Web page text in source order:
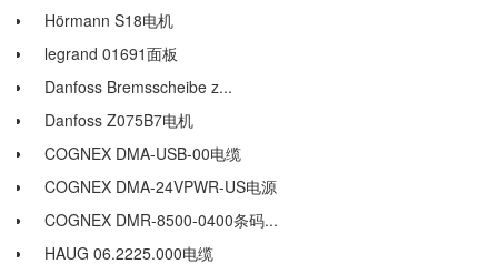
Hörmann S18电机
legrand 01691面板
Danfoss Bremsscheibe z...
Danfoss Z075B7电机
COGNEX DMA-USB-00电缆
COGNEX DMA-24VPWR-US电源
COGNEX DMR-8500-0400条码...
HAUG 06.2225.000电缆